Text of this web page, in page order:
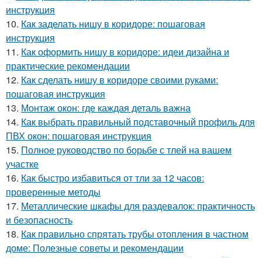
инструкция
10. Как заделать нишу в коридоре: пошаговая
инструкция
11. Как оформить нишу в коридоре: идеи дизайна и
практические рекомендации
12. Как сделать нишу в коридоре своими руками:
пошаговая инструкция
13. Монтаж окон: где каждая деталь важна
14. Как выбрать правильный подставочный профиль для
ПВХ окон: пошаговая инструкция
15. Полное руководство по борьбе с тлей на вашем
участке
16. Как быстро избавиться от тли за 12 часов:
проверенные методы
17. Металлические шкафы для раздевалок: практичность
и безопасность
18. Как правильно спрятать трубы отопления в частном
доме: Полезные советы и рекомендации